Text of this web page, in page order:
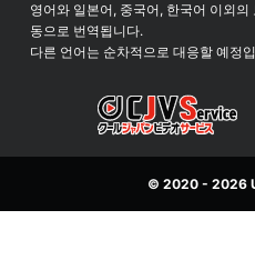
영어와 일본어, 중국어, 한국어 이외
동으로 번역됩니다.
다른 언어는 순차적으로 대응할 예정
© 2020 - 2026